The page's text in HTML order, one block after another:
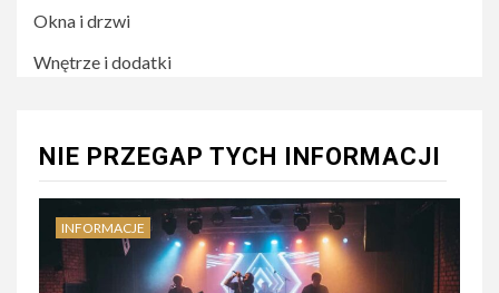
Okna i drzwi
Wnętrze i dodatki
NIE PRZEGAP TYCH INFORMACJI
INFORMACJE